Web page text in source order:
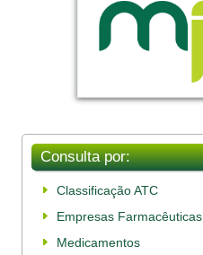
Consulta por:
Classificação ATC
Empresas Farmacêuticas
Medicamentos